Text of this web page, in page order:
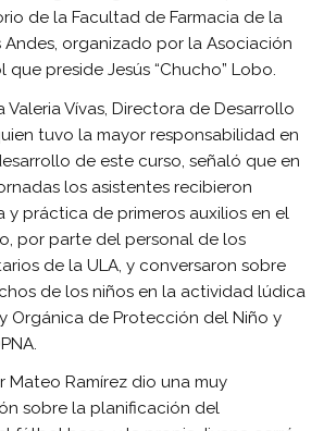
de la Facultad de Farmacia de la
Andes, organizado por la Asociación
que preside Jesús “Chucho” Lobo.
Valeria Vívas, Directora de Desarrollo
tuvo la mayor responsabilidad en
de este curso, señaló que en
los asistentes recibieron
y práctica de primeros auxilios en el
por parte del personal de los
de la ULA, y conversaron sobre
de los niños en la actividad lúdica
Orgánica de Protección del Niño y
Mateo Ramírez dio una muy
sobre la planificación del